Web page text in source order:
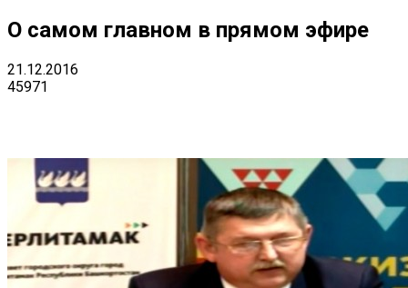
О самом главном в прямом эфире
21.12.2016
45971